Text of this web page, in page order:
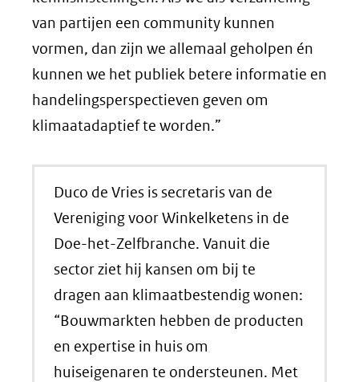
van partijen een community kunnen
vormen, dan zijn we allemaal geholpen én
kunnen we het publiek betere informatie en
handelingsperspectieven geven om
klimaatadaptief te worden.”
Duco de Vries is secretaris van de
Vereniging voor Winkelketens in de
Doe-het-Zelfbranche. Vanuit die
sector ziet hij kansen om bij te
dragen aan klimaatbestendig wonen:
“Bouwmarkten hebben de producten
en expertise in huis om
huiseigenaren te ondersteunen. Met